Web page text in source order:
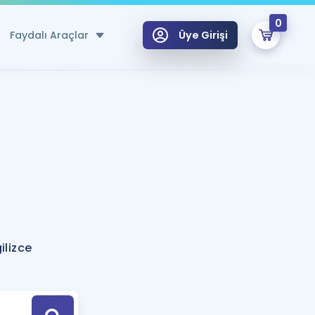
Faydalı Araçlar
Hesaplama Aracı
için Öneriler
Tek Takvimde
Üye Girişi
0